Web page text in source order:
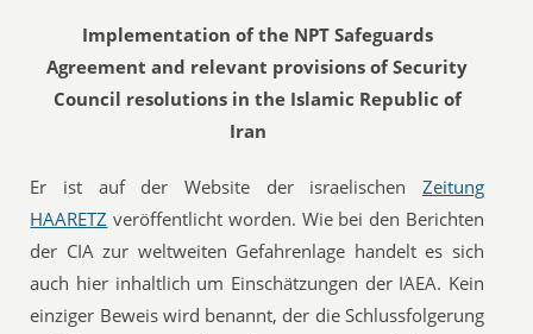
Implementation of the NPT Safeguards
Agreement and relevant provisions of Security
Council resolutions in the Islamic Republic of
Iran
Er ist auf der Website der israelischen Zeitung
HAARETZ veröffentlicht worden. Wie bei den Berichten
der CIA zur weltweiten Gefahrenlage handelt es sich
auch hier inhaltlich um Einschätzungen der IAEA. Kein
einziger Beweis wird benannt, der die Schlussfolgerung